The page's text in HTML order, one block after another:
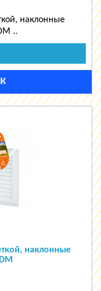
наклонные
..
наклонные